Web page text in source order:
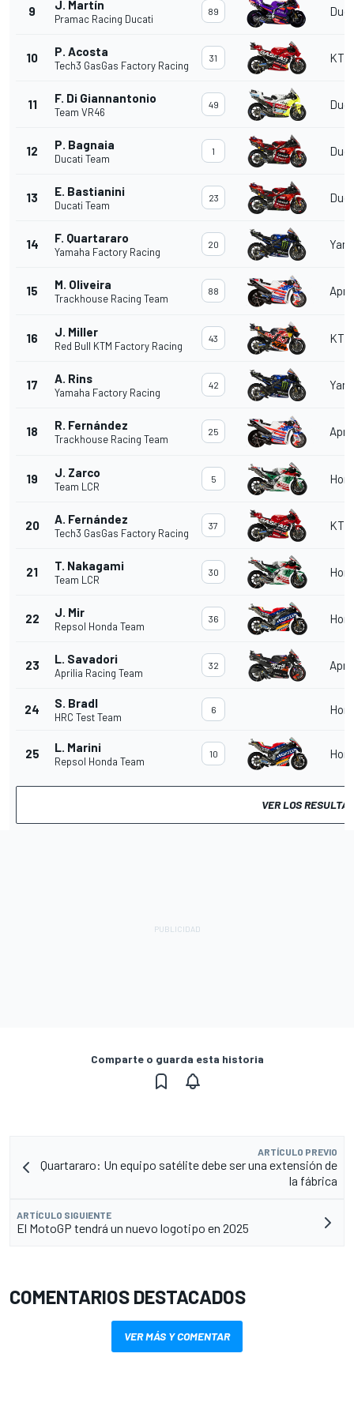
9 J. Martín
Pramac Racing Ducati
89
10 P. Acosta
Tech3 GasGas Factory Racing
31 KTM
11 F. Di Giannantonio
Team VR46
49
12 P. Bagnaia
Ducati Team
1
13 E. Bastianini
Ducati Team
23
14 F. Quartararo
Yamaha Factory Racing
20
15 M. Oliveira
Trackhouse Racing Team
88
16 J. Miller
Red Bull KTM Factory Racing
43 KTM
17 A. Rins
Yamaha Factory Racing
42
18 R. Fernández
Trackhouse Racing Team
25
19 J. Zarco
Team LCR
5
20 A. Fernández
Tech3 GasGas Factory Racing
37 KTM
21 T. Nakagami
Team LCR
30
22 J. Mir
Repsol Honda Team
36
23 L. Savadori
Aprilia Racing Team
32
24 S. Bradl
HRC Test Team
6
25 L. Marini
Repsol Honda Team
10
VER LOS
Comparte o guarda esta historia
ARTÍCULO PREVIO
Quartararo: Un equipo satélite debe ser una extensión de
la fábrica
ARTÍCULO SIGUIENTE
El MotoGP tendrá un nuevo logotipo en 2025
COMENTARIOS DESTACADOS
VER MÁS Y COMENTAR